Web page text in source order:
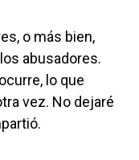
o más bien,
abusadores.
lo que
vez. No dejaré